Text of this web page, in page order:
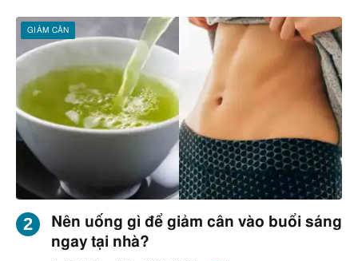
GIẢM CÂN
Nên uống gì để giảm cân vào buổi sáng
ngay tại nhà?